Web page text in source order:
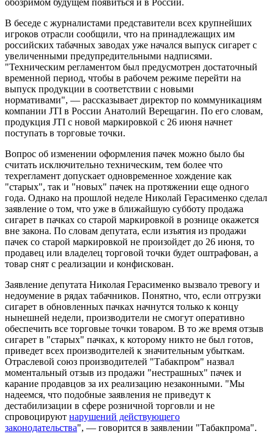
В беседе с журналистами представители всех крупнейших
игроков отрасли сообщили, что на принадлежащих им
российских табачных заводах уже начался выпуск сигарет с
увеличенными предупредительными надписями.
"Техническим регламентом был предусмотрен достаточный
временной период, чтобы в рабочем режиме перейти на
выпуск продукции в соответствии с новыми
нормативами", — рассказывает директор по коммуникациям
компании JTI в России Анатолий Верещагин. По его словам,
продукция JTI с новой маркировкой с 26 июня начнет
поступать в торговые точки.
Вопрос об изменении оформления пачек можно было бы
считать исключительно техническим, тем более что
техрегламент допускает одновременное хождение как
"старых", так и "новых" пачек на протяжении еще одного
года. Однако на прошлой неделе Николай Герасименко сделал
заявление о том, что уже в ближайшую субботу продажа
сигарет в пачках со старой маркировкой в рознице окажется
вне закона. По словам депутата, если изъятия из продажи
пачек со старой маркировкой не произойдет до 26 июня, то
продавец или владелец торговой точки будет оштрафован, а
товар снят с реализации и конфискован.
Заявление депутата Николая Герасименко вызвало тревогу и
недоумение в рядах табачников. Понятно, что, если отгрузки
сигарет в обновленных пачках нач­нутся только к концу
нынешней недели, производители не смогут оперативно
обеспечить все торговые точки товаром. В то же время отзыв
сигарет в "старых" пачках, к которому никто не был готов,
приведет всех производителей к значительным убыткам.
Отрасле­вой союз производителей "Табакпром" назвал
моментальный отзыв из продажи "нестрашных" пачек и
карание продавцов за их реализацию незаконными. "Мы
надеемся, что подобные заявления не приведут к
дестабилизации в сфере розничной торговли и не
спровоцируют нарушений действующего
законодательства", — говорится в заявлении "Табакпрома".